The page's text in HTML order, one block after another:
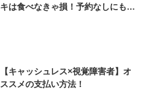
キは食べなきゃ損！予約なしにも関
【キャッシュレス×視覚障害者】オ
ススメの支払い方法！